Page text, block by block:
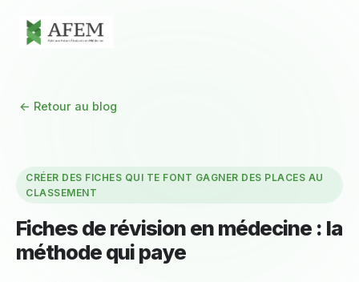
← Retour au blog
CRÉER DES FICHES QUI TE FONT GAGNER DES PLACES AU
CLASSEMENT
Fiches de révision en médecine : la
méthode qui paye